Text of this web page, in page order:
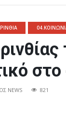
NEWS 821